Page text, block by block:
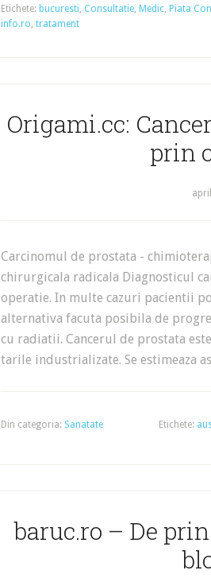
Etichete: bucuresti, Consultatie, Medic, Piata
info.ro, tratament
Origami.cc:
prin
Carcinomul de prostata -
chirurgicala radicala Diagnosticul
operatie. In multe cazuri pacientii
alternativa facuta posibila de
cu radiatii. Cancerul de prostata
tarile industrializate. Se estimeaza
Din categoria: Sanatate Etichete:
baruc.ro – De